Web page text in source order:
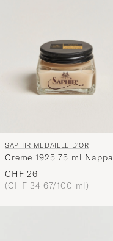
SAPHIR MEDAILLE D'OR
Creme 1925 75 ml Nappa
CHF 26
(CHF 34.67/100 ml)